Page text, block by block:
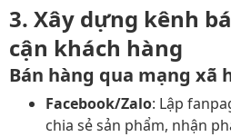
3. Xây dựng kênh
cận khách hàng
Bán hàng qua mạng xã
Facebook/Zalo: Lập
chia sẻ sản phẩm, nhận